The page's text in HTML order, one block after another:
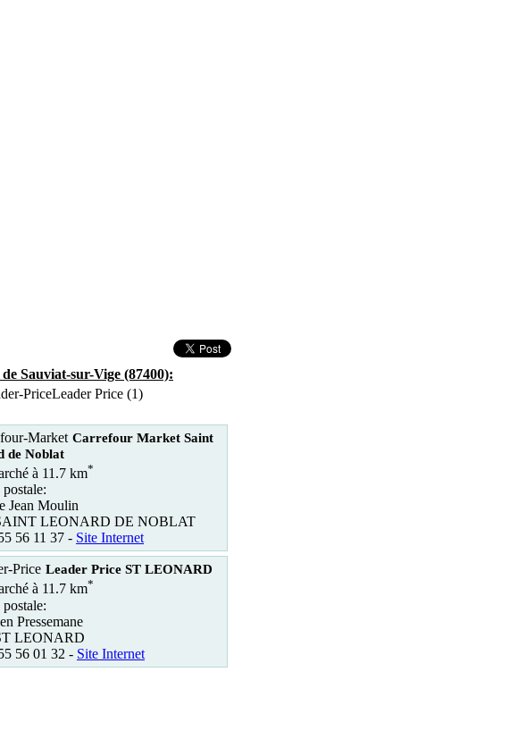
Sauviat-sur-Vige (87400):
Leader Price (1)
Carrefour Market Saint
de Noblat
à 11.7 km*
Jean Moulin
LEONARD DE NOBLAT
56 11 37 - Site Internet
Leader Price ST LEONARD
à 11.7 km*
Pressemane
LEONARD
56 01 32 - Site Internet